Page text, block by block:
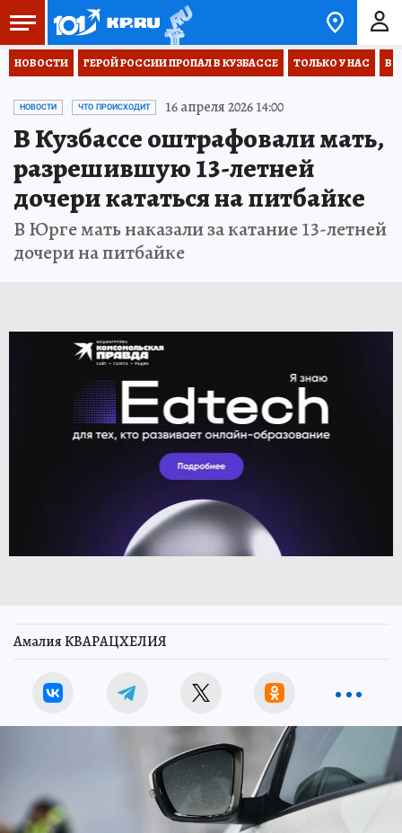
НОВОСТИ ГЕРОЙ РОССИИ ПРОПАЛ В КУЗБАССЕ ТОЛЬКО У НАС
НОВОСТИ ЧТО ПРОИСХОДИТ 16 апреля 2026 14:00
В Кузбассе оштрафовали мать,
разрешившую 13-летней
дочери кататься на питбайке
В Юрге мать наказали за катание 13-летней
дочери на питбайке
Амалия КВАРАЦХЕЛИЯ